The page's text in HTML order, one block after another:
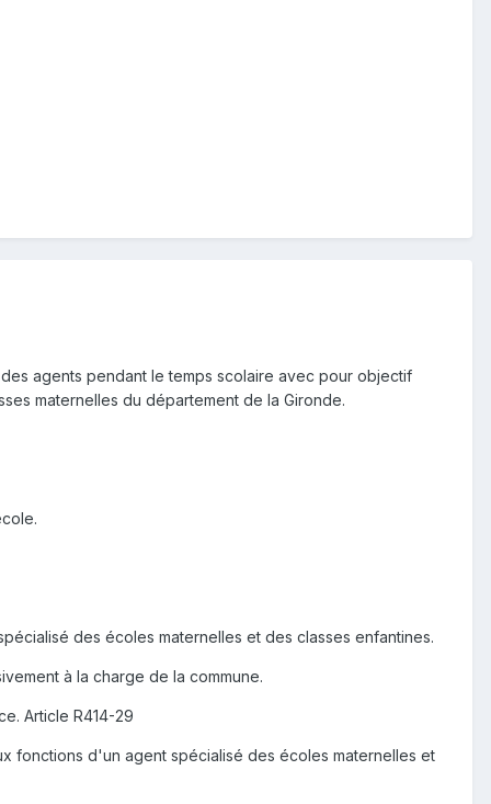
agents pendant le temps scolaire avec pour objectif
maternelles du département de la Gironde.
des écoles maternelles et des classes enfantines.
à la charge de la commune.
Article R414-29
fonctions d'un agent spécialisé des écoles maternelles et